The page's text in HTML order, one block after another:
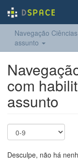
Navegação
assunto
com
assunto
Desculpe, não há